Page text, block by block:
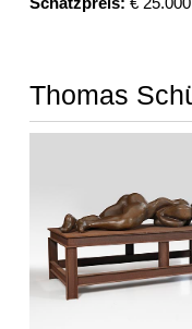
Thomas